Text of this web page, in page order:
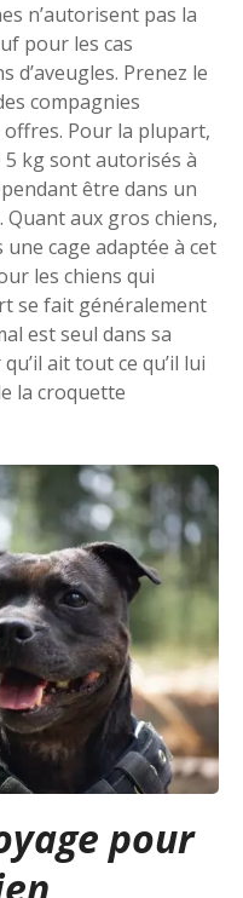
n’autorisent pas la
pour les cas
d’aveugles. Prenez le
compagnies
Pour la plupart,
5 kg sont autorisés à
être dans un
aux gros chiens,
cage adaptée à cet
les chiens qui
se fait généralement
est seul dans sa
ait tout ce qu’il lui
la croquette
pour